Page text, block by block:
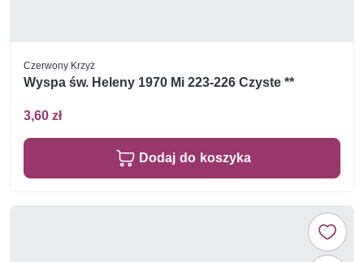
Czerwony Krzyż
Wyspa św. Heleny 1970 Mi 223-226 Czyste **
3,60 zł
Dodaj do koszyka